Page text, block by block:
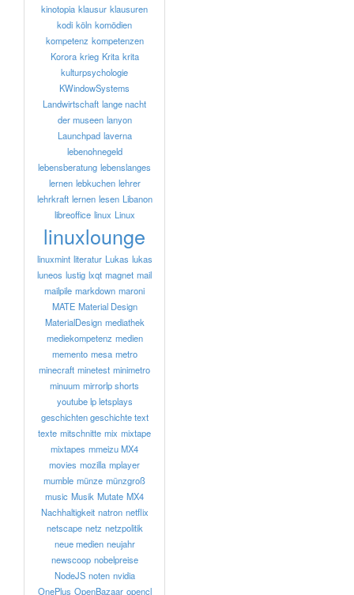
kinotopia klausur klausuren
kodi köln komödien
kompetenz kompetenzen
Korora krieg Krita krita
kulturpsychologie
KWindowSystems
Landwirtschaft lange nacht
der museen lanyon
Launchpad laverna
lebenohnegeld
lebensberatung lebenslanges
lernen lebkuchen lehrer
lehrkraft lernen lesen Libanon
libreoffice linux Linux
linuxlounge
linuxmint literatur Lukas lukas
luneos lustig lxqt magnet mail
mailpile markdown maroni
MATE Material Design
MaterialDesign mediathek
mediekompetenz medien
memento mesa metro
minecraft minetest minimetro
minuum mirrorlp shorts
youtube lp letsplays
geschichten geschichte text
texte mitschnitte mix mixtape
mixtapes mmeizu MX4
movies mozilla mplayer
mumble münze münzgroß
music Musik Mutate MX4
Nachhaltigkeit natron netflix
netscape netz netzpolitik
neue medien neujahr
newscoop nobelpreise
NodeJS noten nvidia
OnePlus OpenBazaar opencl